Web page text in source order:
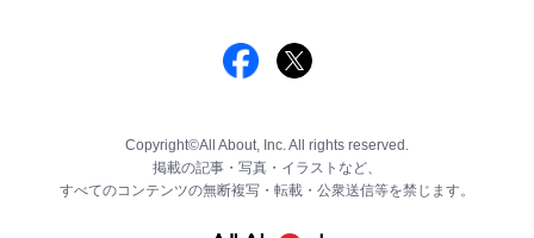
Copyright©All About, Inc. All rights reserved.
掲載の記事・写真・イラストなど、
すべてのコンテンツの無断複写・転載・公衆送信等を禁じます。